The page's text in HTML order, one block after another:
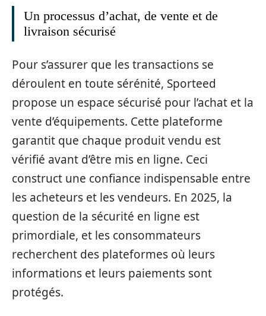
Un processus d’achat, de vente et de
livraison sécurisé
Pour s’assurer que les transactions se
déroulent en toute sérénité, Sporteed
propose un espace sécurisé pour l’achat et la
vente d’équipements. Cette plateforme
garantit que chaque produit vendu est
vérifié avant d’être mis en ligne. Ceci
construct une confiance indispensable entre
les acheteurs et les vendeurs. En 2025, la
question de la sécurité en ligne est
primordiale, et les consommateurs
recherchent des plateformes où leurs
informations et leurs paiements sont
protégés.